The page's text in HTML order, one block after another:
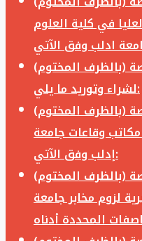
في كلية العلوم
(بالظرف المختوم)
لشراء وتوريد ما يلي:
(بالظرف المختوم)
وقاعات جامعة
إدلب وفق الآتي:
(بالظرف المختوم)
لزوم مخابر جامعة